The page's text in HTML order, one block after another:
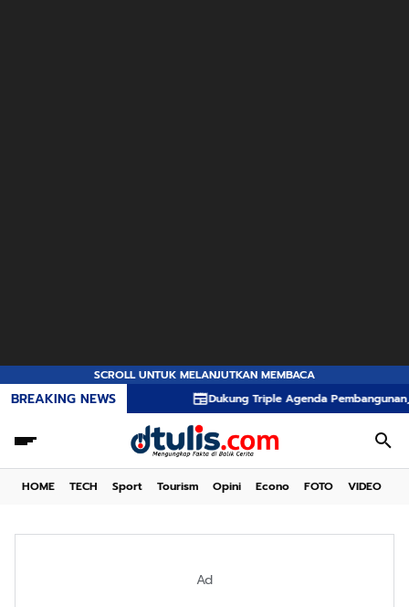
SCROLL UNTUK MELANJUTKAN MEMBACA
BREAKING NEWS Dukung Triple Agenda Pembangunan,
HOME TECH Sport Tourism Opini Econo FOTO VIDEO
Ad